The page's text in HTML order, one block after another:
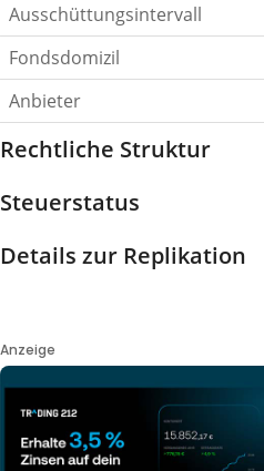
Ausschüttungsintervall
Fondsdomizil
Anbieter
Rechtliche Struktur
Steuerstatus
Details zur Replikation